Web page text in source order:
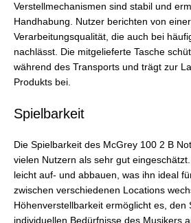
Verstellmechanismen sind stabil und
Handhabung. Nutzer berichten von
Verarbeitungsqualität, die auch bei
nachlässt. Die mitgelieferte Tasche
während des Transports und trägt zur
Produkts bei.
Spielbarkeit
Die Spielbarkeit des McGrey 100 2 B
vielen Nutzern als sehr gut
leicht auf- und abbauen, was ihn ideal
zwischen verschiedenen Locations
Höhenverstellbarkeit ermöglicht es, den
individuellen Bedürfnisse des Musikers